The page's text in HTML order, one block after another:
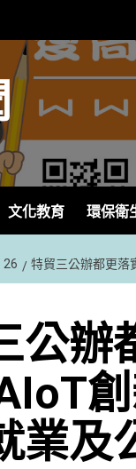
文化教育 環保衛
26 特貿三公辦都更落
公辦
業及